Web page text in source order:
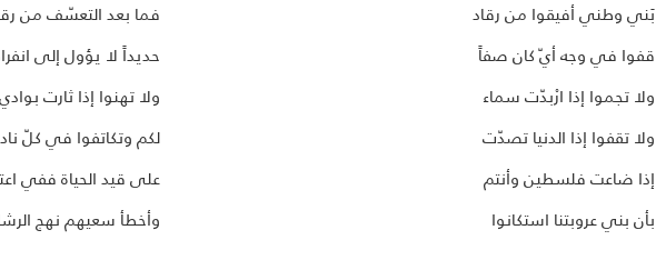
بَني وطني أفيقوا من رقاد
فما بعد التعسّف من
قفوا في وجه أيّ كان صفاً
حديداً لا يؤول إلى
ولا تجموا إذا ارْبدّت سماء
ولا تهنوا إذا ثارت بوادي
ولا تقفوا إذا الدنيا تصدّت
لكم وتكاتفوا في كلّ
إذا ضاعت فلسطين وأنتم
على قيد الحياة ففي
بأن بني عروبتنا استكانوا
وأخطأ سعيهم نهج